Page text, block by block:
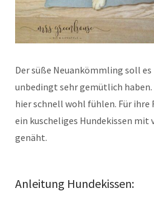
Der süße Neuankömmling soll es
unbedingt sehr gemütlich
hier schnell wohl fühlen. Für ihre
ein kuscheliges Hundekissen
genäht.
Anleitung Hundekissen: